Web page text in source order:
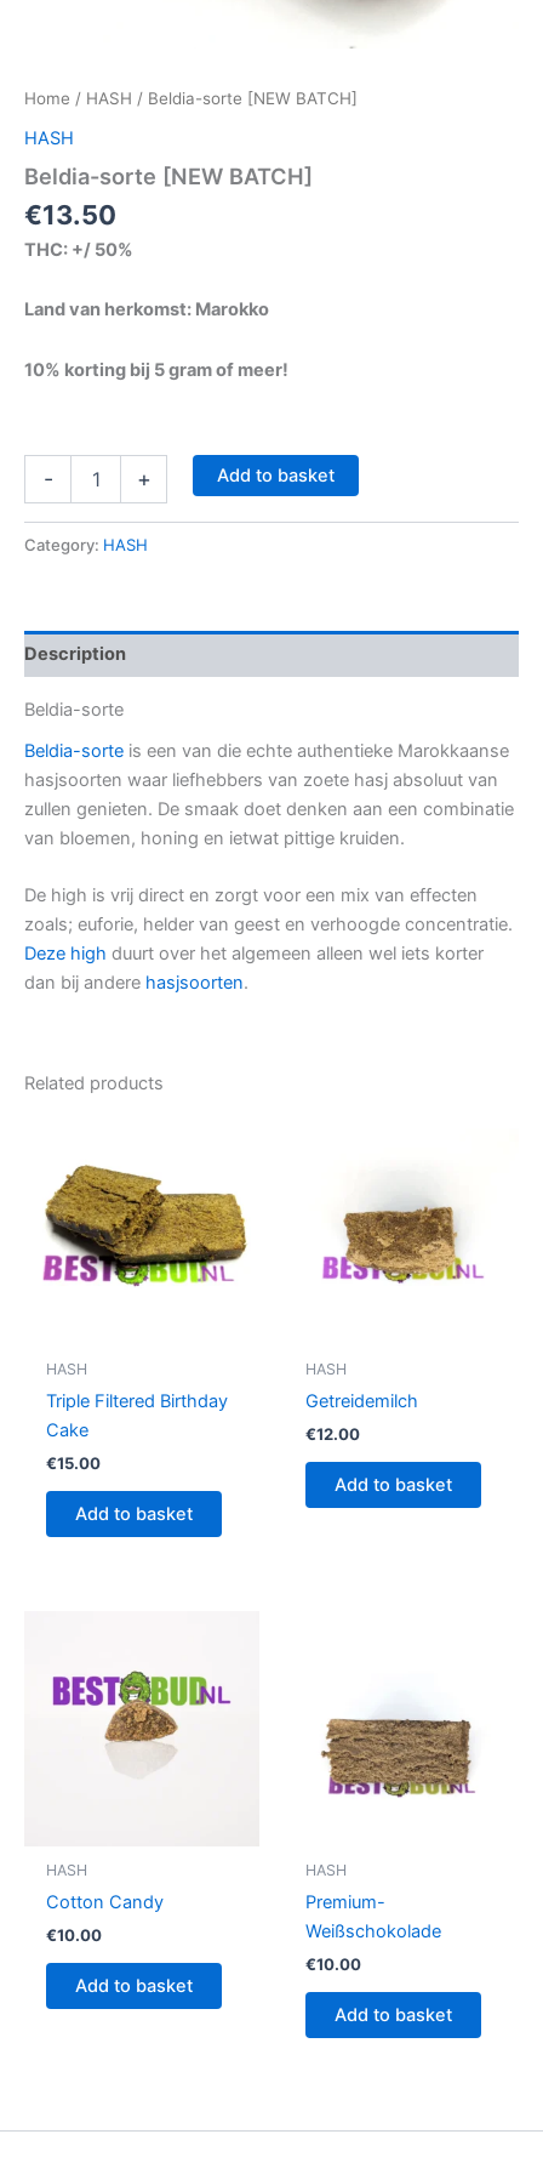
Home / HASH / Beldia-sorte [NEW BATCH]
HASH
Beldia-sorte [NEW BATCH]
€13.50
THC: +/ 50%
Land van herkomst: Marokko
10% korting bij 5 gram of meer!
- + Add to basket
Category: HASH
Description
Beldia-sorte
Beldia-sorte is een van die echte authentieke Marokkaanse
hasjsoorten waar liefhebbers van zoete hasj absoluut van
zullen genieten. De smaak doet denken aan een combinatie
van bloemen, honing en ietwat pittige kruiden.
De high is vrij direct en zorgt voor een mix van effecten
zoals; euforie, helder van geest en verhoogde concentratie.
Deze high duurt over het algemeen alleen wel iets korter
dan bij andere hasjsoorten.
Related products
HASH
Triple Filtered Birthday
Cake
€15.00
Add to basket
HASH
Getreidemilch
€12.00
Add to basket
HASH
Cotton Candy
€10.00
Add to basket
HASH
Premium-
Weißschokolade
€10.00
Add to basket